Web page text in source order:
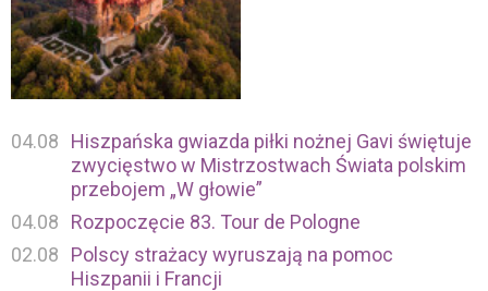
04.08
Hiszpańska gwiazda piłki nożnej Gavi świętuje
zwycięstwo w Mistrzostwach Świata polskim
przebojem „W głowie”
04.08
Rozpoczęcie 83. Tour de Pologne
02.08
Polscy strażacy wyruszają na pomoc
Hiszpanii i Francji